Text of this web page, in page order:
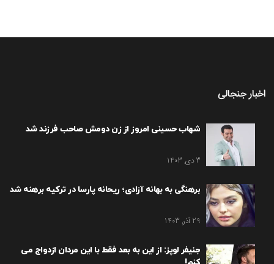
اخبار جنجالی
شهاب حسینی امروز از زن دومش صاحب فرزند شد
3 دی, 1403
برهنگی به بهانه آزادی؛ ریحانه پارسا در ترکیه برهنه شد
29 آذر, 1403
جنیفر لوپز: از این به بعد فقط با این مردان ازدواج می